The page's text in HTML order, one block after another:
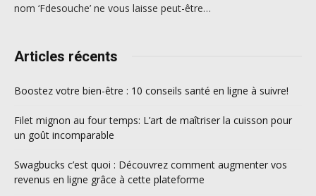
nom ‘Fdesouche’ ne vous laisse peut-être…
Articles récents
Boostez votre bien-être : 10 conseils santé en ligne à suivre!
Filet mignon au four temps: L’art de maîtriser la cuisson pour
un goût incomparable
Swagbucks c’est quoi : Découvrez comment augmenter vos
revenus en ligne grâce à cette plateforme